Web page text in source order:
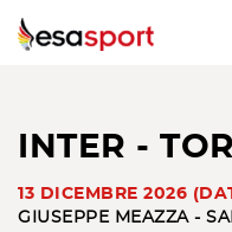
INTER -
13 DICEMBRE 2026
GIUSEPPE MEAZZA -